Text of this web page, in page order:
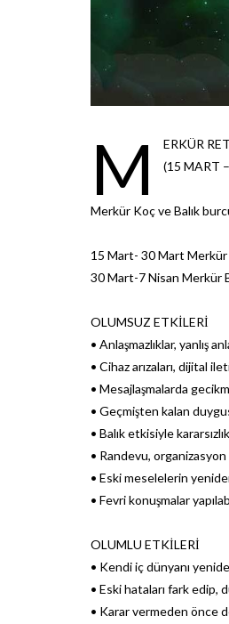
M
ERKÜR
(15 MART
Merkür Koç ve Balık
15 Mart- 30 Mart
30 Mart-7 Nisan Merkür
OLUMSUZ ETKİLERİ
• Anlaşmazlıklar, yanlış
• Cihaz arızaları, dijital
• Mesajlaşmalarda
• Geçmişten kalan
• Balık etkisiyle
• Randevu, organizasyon
• Eski meselelerin yeniden
• Fevri konuşmalar
OLUMLU ETKİLERİ
• Kendi iç dünyanı
• Eski hataları fark edip,
• Karar vermeden önce